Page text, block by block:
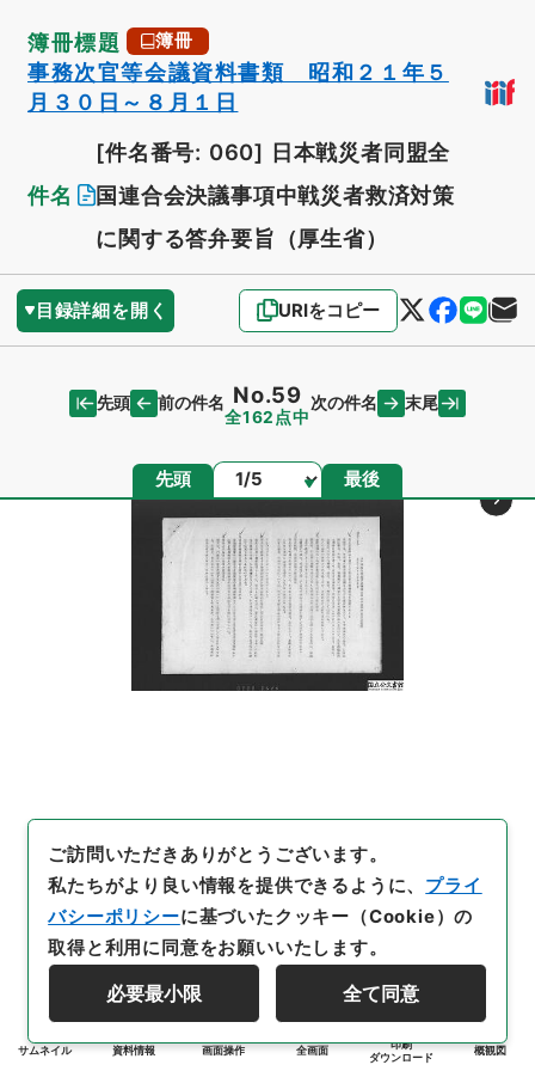
簿冊標題 簿冊
事務次官等会議資料書類 昭和２１年５
月３０日～８月１日
件名
[件名番号: 060] 日本戦災者同盟全
国連合会決議事項中戦災者救済対策
に関する答弁要旨（厚生省）
目録詳細を開く URIをコピー
先頭 前の件名 No.59
全162点中
次の件名 末尾
先頭 ページ 最後
サムネイル 資料情報 画面操作 全画面
印刷
ダウンロード
概観図
ご訪問いただきありがとうございます。
私たちがより良い情報を提供できるように、 プライ
バシーポリシーに基づいたクッキー（Cookie）の
取得と利用に同意をお願いいたします。
必要最小限 全て同意